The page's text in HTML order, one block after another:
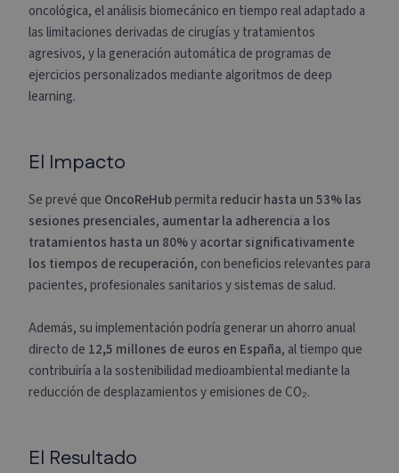
oncológica, el análisis biomecánico en tiempo real adaptado a
las limitaciones derivadas de cirugías y tratamientos
agresivos, y la generación automática de programas de
ejercicios personalizados mediante algoritmos de deep
learning.
El Impacto
Se prevé que OncoReHubpermita reducir hasta un 53% las
sesiones presenciales, aumentar la adherencia a los
tratamientos hasta un 80%yacortar significativamente
los tiempos de recuperación, con beneficios relevantes para
pacientes, profesionales sanitarios y sistemas de salud.
Además, su implementación podría generar un ahorro anual
directo de 12,5 millones de euros en España, al tiempo que
contribuiría a la sostenibilidad medioambiental mediante la
reducción de desplazamientos y emisiones de CO₂.
El Resultado